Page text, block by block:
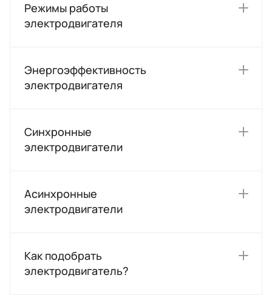
Режимы работы
электродвигателя
Энергоэффективность
электродвигателя
Синхронные
электродвигатели
Асинхронные
электродвигатели
Как подобрать
электродвигатель?